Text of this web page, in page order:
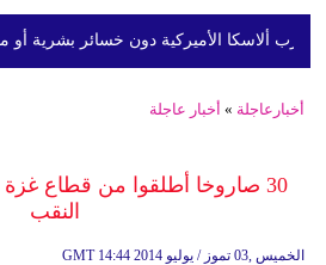
أخبارعاجلة » أخبار عاجلة
30 صاروخا أطلقوا من قطاع
النقب
GMT 14:44 2014 الخميس ,03 تموز / يوليو